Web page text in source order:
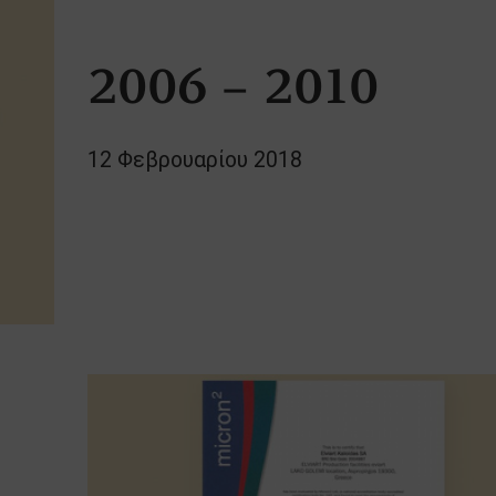
2006 – 2010
12 Φεβρουαρίου 2018